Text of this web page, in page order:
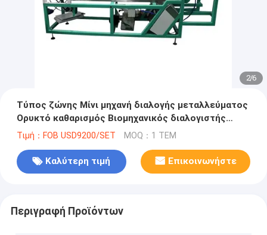
2/6
Τύπος ζώνης Μίνι μηχανή διαλογής μεταλλεύματος
Ορυκτό καθαρισμός Βιομηχανικός διαλογιστής
χρώματος μεταλλεύματος
Τιμή：FOB USD9200/SET MOQ：1 ΤΕΜ
Καλύτερη τιμή Επικοινωνήστε
Περιγραφή Προϊόντων